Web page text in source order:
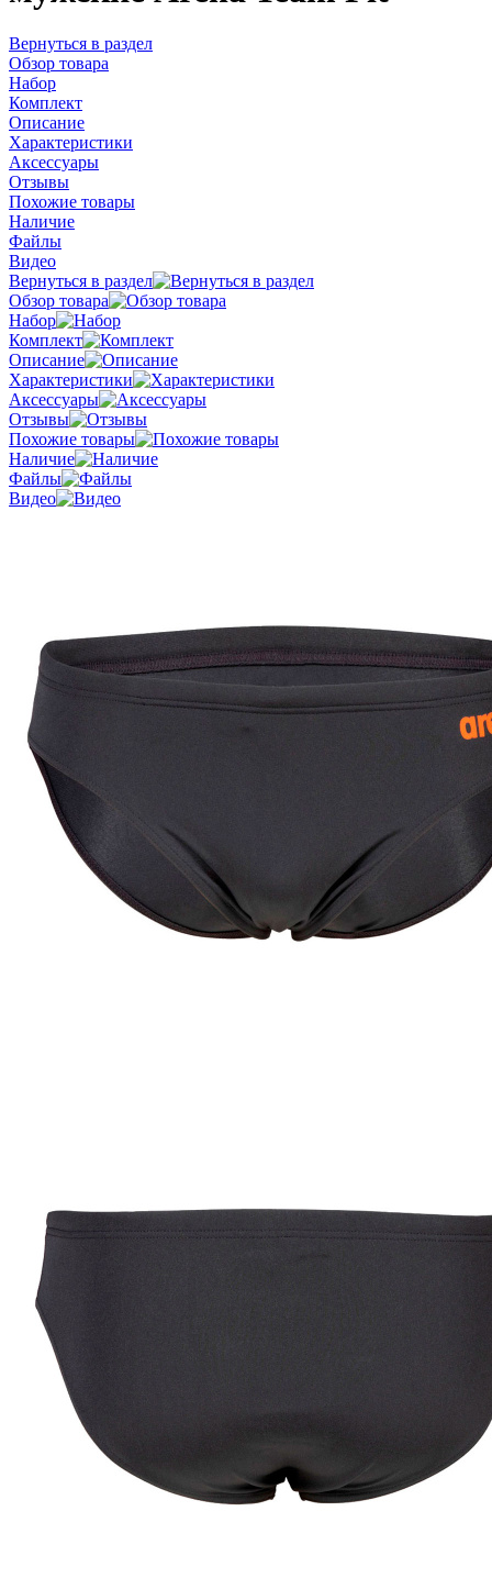
Вернуться в раздел
Обзор товара
Набор
Комплект
Описание
Характеристики
Аксессуары
Отзывы
Похожие товары
Наличие
Файлы
Видео
Вернуться в раздел
Обзор товара
Набор
Комплект
Описание
Характеристики
Аксессуары
Отзывы
Похожие товары
Наличие
Файлы
Видео